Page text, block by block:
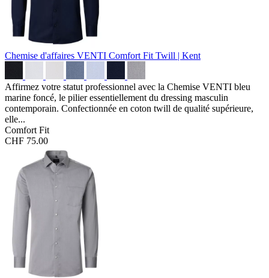
Chemise d'affaires VENTI Comfort Fit Twill | Kent
Affirmez votre statut professionnel avec la Chemise VENTI bleu
marine foncé, le pilier essentiellement du dressing masculin
contemporain. Confectionnée en coton twill de qualité supérieure,
elle...
Comfort Fit
CHF 75.00